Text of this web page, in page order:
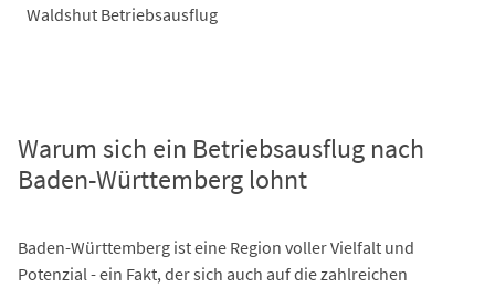
Waldshut Betriebsausflug
Warum sich ein Betriebsausflug nach
Baden-Württemberg lohnt
Baden-Württemberg ist eine Region voller Vielfalt und
Potenzial - ein Fakt, der sich auch auf die zahlreichen